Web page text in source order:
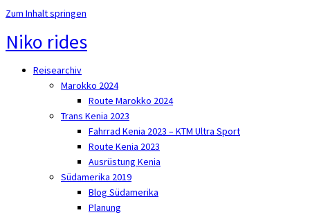
Zum Inhalt springen
Niko rides
Reisearchiv
Marokko 2024
Route Marokko 2024
Trans Kenia 2023
Fahrrad Kenia 2023 – KTM Ultra Sport
Route Kenia 2023
Ausrüstung Kenia
Südamerika 2019
Blog Südamerika
Planung